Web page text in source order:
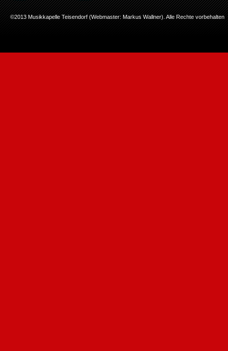
©2013 Musikkapelle Teisendorf (Webmaster: Markus Wallner). Alle Rechte vorbehalten